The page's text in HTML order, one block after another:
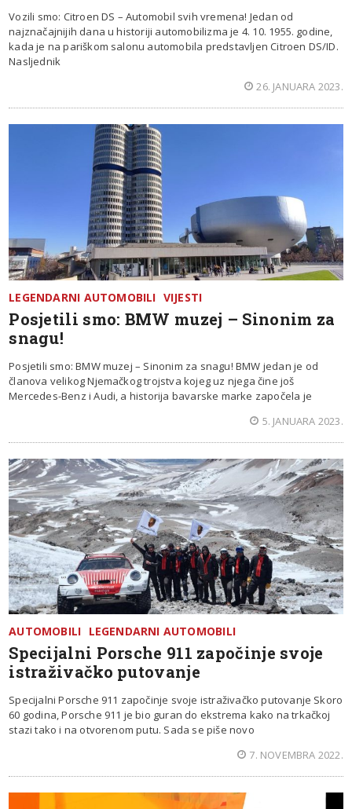
Vozili smo: Citroen DS – Automobil svih vremena! Jedan od
najznačajnijih dana u historiji automobilizma je 4. 10. 1955. godine,
kada je na pariškom salonu automobila predstavljen Citroen DS/ID.
Nasljednik
26. JANUARA 2023.
LEGENDARNI AUTOMOBILI VIJESTI
Posjetili smo: BMW muzej – Sinonim za
snagu!
Posjetili smo: BMW muzej – Sinonim za snagu! BMW jedan je od
članova velikog Njemačkog trojstva kojeg uz njega čine još
Mercedes-Benz i Audi, a historija bavarske marke započela je
5. JANUARA 2023.
AUTOMOBILI LEGENDARNI AUTOMOBILI
Specijalni Porsche 911 započinje svoje
istraživačko putovanje
Specijalni Porsche 911 započinje svoje istraživačko putovanje Skoro
60 godina, Porsche 911 je bio guran do ekstrema kako na trkačkoj
stazi tako i na otvorenom putu. Sada se piše novo
7. NOVEMBRA 2022.